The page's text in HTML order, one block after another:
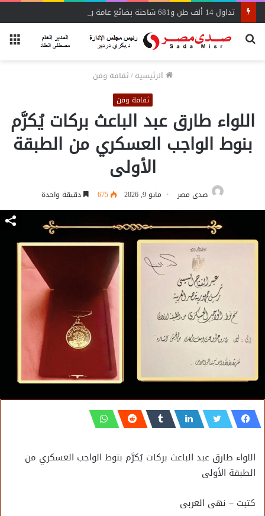
بحث
الرئيسية/ثقافة وفن
ثقافة وفن
اللواء طارق عبد الباعث بركات يُكرَّم
بنوط الواجب العسكري من الطبقة
الأولى
صدى مصر مايو 9, 2026 675 دقيقة واحدة
اللواء طارق عبد الباعث بركات يُكرَّم بنوط الواجب العسكري من
الطبقة الأولى
كتبت – نهى العربى